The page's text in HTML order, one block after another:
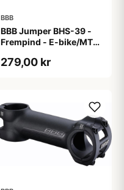
BBB
BBB Jumper BHS-39 -
Frempind - E-bike/MTB -
279,00 kr